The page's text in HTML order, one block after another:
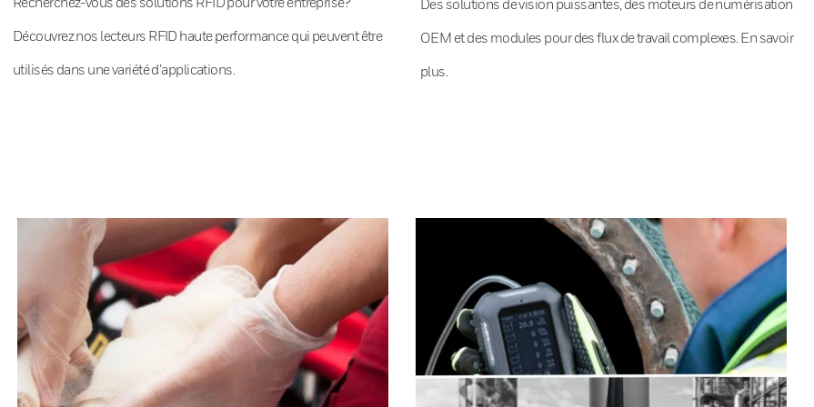
Découvrez nos lecteurs RFID haute performance qui peuvent être
utilisés dans une variété d’applications.
Des solutions de vision puissantes, des moteurs de numérisation
OEM et des modules pour des flux de travail complexes. En savoir
plus.